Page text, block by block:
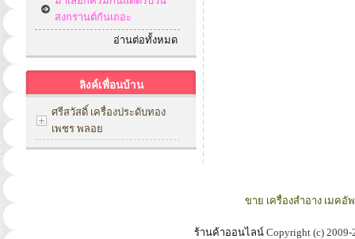
สงกรานต์กันเถอะ
อ่านต่อทั้งหมด
ลิงค์เพื่อนบ้าน
ศรีสวัสดิ์ เครื่องประดับทอง
เพชร พลอย
ขาย เครื่องสำอาง เมค
ร้านค้าออนไลน์Copyright (c)